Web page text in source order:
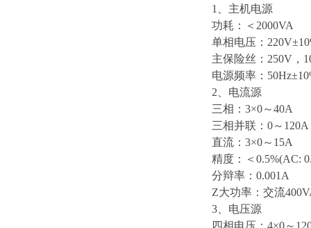
1、主机电源
功耗：＜2000VA
单相电压：
主保险丝：250V，
电源频率：
2、电流源
三相：3×0～40A
三相并联：0～120A
直流：3×0～15A
精度：＜0.5%(AC:
分辩率：0.001A
Z大功率：交流
3、电压源
四相电压：4×0～